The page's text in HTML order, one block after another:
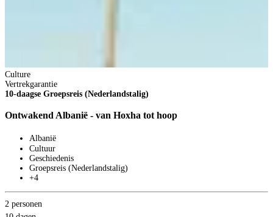
Culture
Vertrekgarantie
10-daagse Groepsreis (Nederlandstalig)
Ontwakend Albanië - van Hoxha tot hoop
Albanië
Cultuur
Geschiedenis
Groepsreis (Nederlandstalig)
+4
2 personen